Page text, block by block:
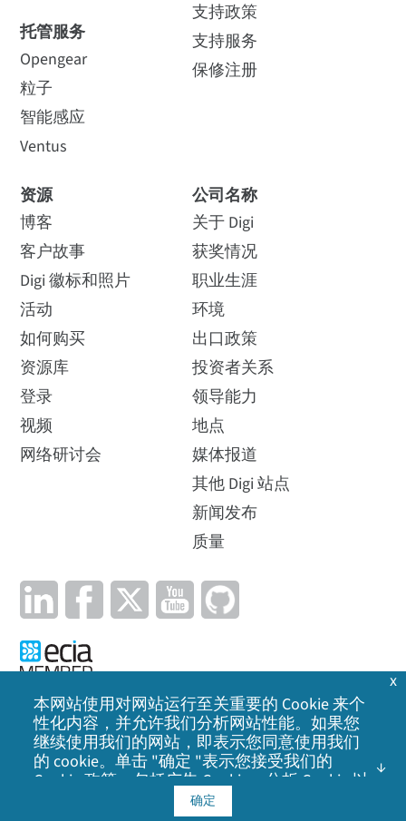
托管服务
Opengear
粒子
智能感应
Ventus
支持政策
支持服务
保修注册
资源
博客
客户故事
Digi 徽标和照片
活动
如何购买
资源库
登录
视频
网络研讨会
公司名称
关于 Digi
获奖情况
职业生涯
环境
出口政策
投资者关系
领导能力
地点
媒体报道
其他 Digi 站点
新闻发布
质量
隐私政策 | Cookie 政策 | 法律声明 | 网站地图
2026 Digi International Inc. 保留所有权利。
本网站使用对网站运行至关重要的 Cookie 来个
性化内容，并允许我们分析网站性能。如果您
继续使用我们的网站，即表示您同意使用我们
的 cookie。单击 "确定 "表示您接受我们的
Cookie 政策 ，包括广告 Cookie、分析 Cookie 以
及与社交媒体、广告和分析合作伙伴共享信
确定
x